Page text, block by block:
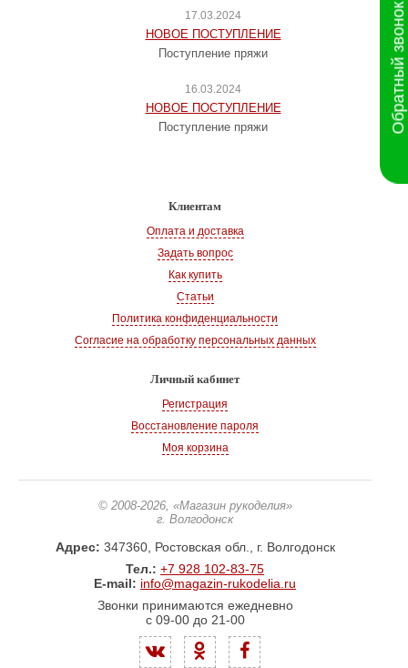
17.03.2024
НОВОЕ ПОСТУПЛЕНИЕ
Поступление пряжи
16.03.2024
НОВОЕ ПОСТУПЛЕНИЕ
Поступление пряжи
Клиентам
Оплата и доставка
Задать вопрос
Как купить
Статьи
Политика конфиденциальности
Согласие на обработку персональных данных
Личный кабинет
Регистрация
Восстановление пароля
Моя корзина
© 2008-2026, «Магазин рукоделия»
г. Волгодонск
Адрес: 347360, Ростовская обл., г. Волгодонск
Тел.: +7 928 102-83-75
E-mail: info@magazin-rukodelia.ru
Звонки принимаются ежедневно
с 09-00 до 21-00
Обратный звонок